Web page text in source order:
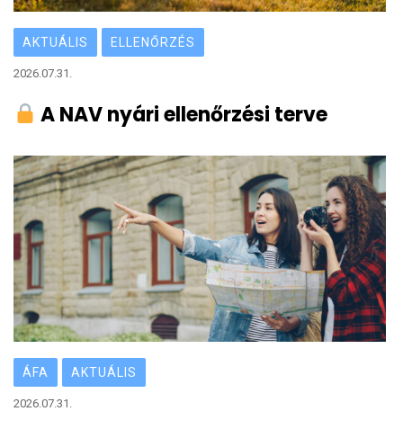
AKTUÁLIS ELLENŐRZÉS
2026.07.31.
A NAV nyári ellenőrzési terve
ÁFA AKTUÁLIS
2026.07.31.